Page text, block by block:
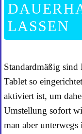
LASSEN
Standardmäßig sind
Tablet so
aktiviert ist, um
Umstellung sofort
man aber unterwegs